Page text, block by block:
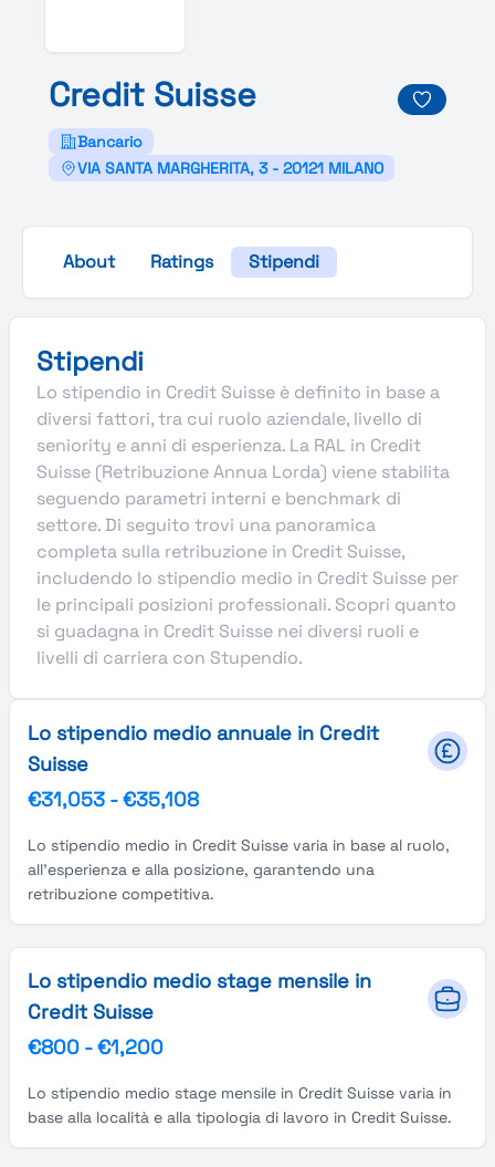
Credit Suisse
Bancario
VIA SANTA MARGHERITA, 3 - 20121 MILANO
About Ratings Stipendi
Stipendi
Lo stipendio in Credit Suisse è definito in base a
diversi fattori, tra cui ruolo aziendale, livello di
seniority e anni di esperienza. La RAL in Credit
Suisse (Retribuzione Annua Lorda) viene stabilita
seguendo parametri interni e benchmark di
settore. Di seguito trovi una panoramica
completa sulla retribuzione in Credit Suisse,
includendo lo stipendio medio in Credit Suisse per
le principali posizioni professionali. Scopri quanto
si guadagna in Credit Suisse nei diversi ruoli e
livelli di carriera con Stupendio.
Lo stipendio medio annuale in Credit
Suisse
€31,053 -€35,108
Lo stipendio medio in Credit Suisse varia in base al ruolo,
all'esperienza e alla posizione, garantendo una
retribuzione competitiva.
Lo stipendio medio stage mensile in
Credit Suisse
€800 -€1,200
Lo stipendio medio stage mensile in Credit Suisse varia in
base alla località e alla tipologia di lavoro in Credit Suisse.